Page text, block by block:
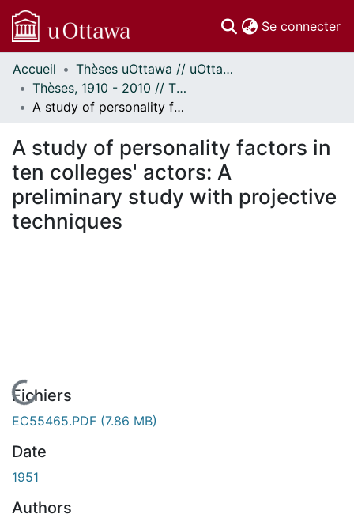
Se connecter
Communautés
et collections
Parcourir
À propos
Accueil
Thèses uOttawa // uOttawa Theses
Thèses, 1910 - 2010 // Theses, 1910 - 2010
A study of personality factors in ten colleges' actors: A preliminary study with projective techniques
A study of personality factors in
ten colleges' actors: A
preliminary study with projective
techniques
En cours de chargement...
Fichiers
EC55465.PDF (7.86 MB)
Date
1951
Authors